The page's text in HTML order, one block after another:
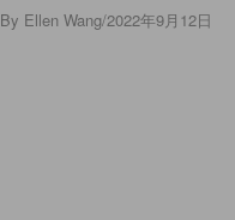
By Ellen Wang/2022年9月12日